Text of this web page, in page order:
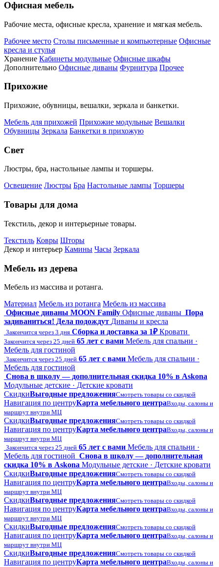
Офисная мебель
Рабочие места, офисные кресла, хранение и мягкая мебель.
Рабочее место Столы письменные и компьютерные Офисные
кресла и стулья
Хранение Кабинеты модульные Офисные шкафы
Дополнительно Офисные диваны Фурнитура Прочее
Прихожие
Прихожие, обувницы, вешалки, зеркала и банкетки.
Мебель для прихожей Прихожие модульные Вешалки
Обувницы Зеркала Банкетки в прихожую
Свет
Люстры, бра, настольные лампы и торшеры.
Освещение Люстры Бра Настольные лампы Торшеры
Товары для дома
Текстиль, декор и интерьерные товары.
Текстиль Ковры Шторы
Декор и интерьер Камины Часы Зеркала
Мебель из дерева
Мебель из массива и ротанга.
Материал Мебель из ротанга Мебель из массива
Офисные диваны MOON Family Офисные диваны Пора
задиваниться! Дела подождут Диваны и кресла
Закончится через 3 дня Сборка и доставка за 1₽ Кровати
Закончится через 25 дней 65 лет с вами Мебель для спальни ·
Мебель для гостиной
Закончится через 25 дней 65 лет с вами Мебель для спальни ·
Мебель для гостиной
Снова в школу — дополнительная скидка 10% в Askona
Модульные детские · Детские кровати
СкидкиВыгодные предложенияСмотреть товары со скидкой
Навигация по центруКарта мебельного центраВходы, салоны и
маршрут внутри МЦ
СкидкиВыгодные предложенияСмотреть товары со скидкой
Навигация по центруКарта мебельного центраВходы, салоны и
маршрут внутри МЦ
Закончится через 25 дней 65 лет с вами Мебель для спальни ·
Мебель для гостиной Снова в школу — дополнительная
скидка 10% в Askona Модульные детские · Детские кровати
СкидкиВыгодные предложенияСмотреть товары со скидкой
Навигация по центруКарта мебельного центраВходы, салоны и
маршрут внутри МЦ
СкидкиВыгодные предложенияСмотреть товары со скидкой
Навигация по центруКарта мебельного центраВходы, салоны и
маршрут внутри МЦ
СкидкиВыгодные предложенияСмотреть товары со скидкой
Навигация по центруКарта мебельного центраВходы, салоны и
маршрут внутри МЦ
СкидкиВыгодные предложенияСмотреть товары со скидкой
Навигация по центруКарта мебельного центраВходы, салоны и